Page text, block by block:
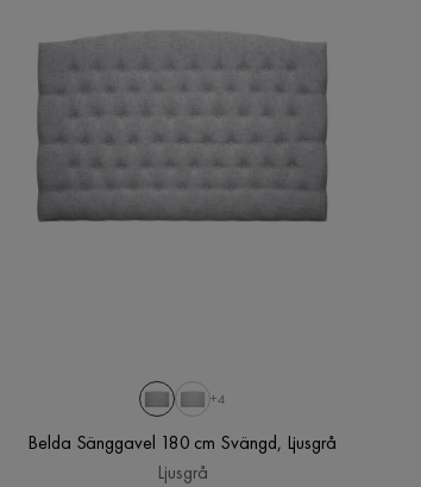
+4
Belda Sänggavel 180 cm Svängd, Ljusgrå
Ljusgrå